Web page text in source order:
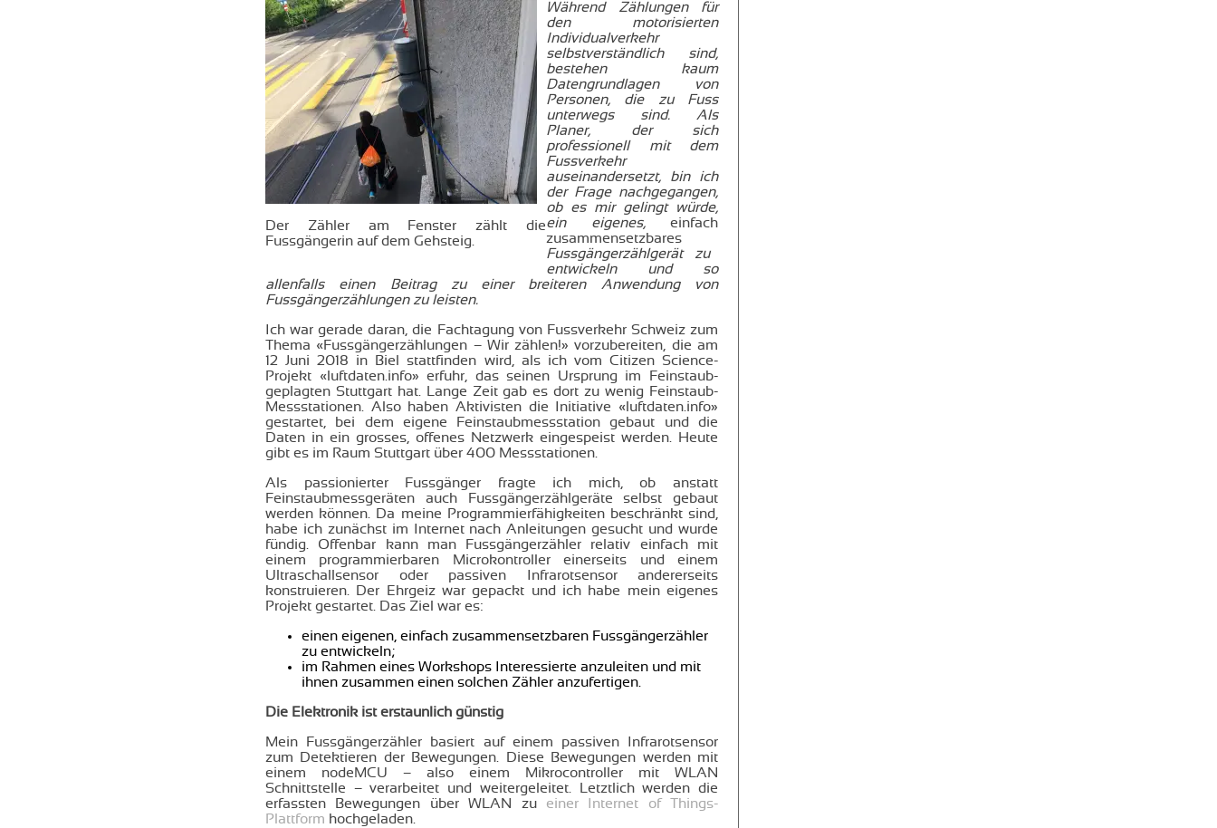
Der Zähler am Fenster zählt die
Fussgängerin auf dem Gehsteig.
Während Zählungen für
den motorisierten
Individualverkehr
selbstverständlich sind,
bestehen kaum
Datengrundlagen von
Personen, die zu Fuss
unterwegs sind. Als
Planer, der sich
professionell mit dem
Fussverkehr
auseinandersetzt, bin ich
der Frage nachgegangen,
ob es mir gelingt würde,
ein eigenes, einfach
zusammensetzbares
Fussgängerzählgerät zu
entwickeln und so
allenfalls einen Beitrag zu einer breiteren Anwendung von
Fussgängerzählungen zu leisten.
Ich war gerade daran, die Fachtagung von Fussverkehr Schweiz zum
Thema «Fussgängerzählungen – Wir zählen!» vorzubereiten, die am
12 Juni 2018 in Biel stattfinden wird, als ich vom Citizen Science-
Projekt «luftdaten.info» erfuhr, das seinen Ursprung im Feinstaub-
geplagten Stuttgart hat. Lange Zeit gab es dort zu wenig Feinstaub-
Messstationen. Also haben Aktivisten die Initiative «luftdaten.info»
gestartet, bei dem eigene Feinstaubmessstation gebaut und die
Daten in ein grosses, offenes Netzwerk eingespeist werden. Heute
gibt es im Raum Stuttgart über 400 Messstationen.
Als passionierter Fussgänger fragte ich mich, ob anstatt
Feinstaubmessgeräten auch Fussgängerzählgeräte selbst gebaut
werden können. Da meine Programmierfähigkeiten beschränkt sind,
habe ich zunächst im Internet nach Anleitungen gesucht und wurde
fündig. Offenbar kann man Fussgängerzähler relativ einfach mit
einem programmierbaren Microkontroller einerseits und einem
Ultraschallsensor oder passiven Infrarotsensor andererseits
konstruieren. Der Ehrgeiz war gepackt und ich habe mein eigenes
Projekt gestartet. Das Ziel war es:
einen eigenen, einfach zusammensetzbaren Fussgängerzähler
zu entwickeln;
im Rahmen eines Workshops Interessierte anzuleiten und mit
ihnen zusammen einen solchen Zähler anzufertigen.
Die Elektronik ist erstaunlich günstig
Mein Fussgängerzähler basiert auf einem passiven Infrarotsensor
zum Detektieren der Bewegungen. Diese Bewegungen werden mit
einem nodeMCU – also einem Mikrocontroller mit WLAN
Schnittstelle – verarbeitet und weitergeleitet. Letztlich werden die
erfassten Bewegungen über WLAN zu einer Internet of Things-
Plattform hochgeladen.